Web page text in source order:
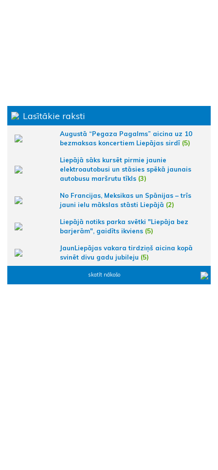
Lasītākie raksti
Augustā “Pegaza Pagalms” aicina uz 10
bezmaksas koncertiem Liepājas sirdī (5)
Liepājā sāks kursēt pirmie jaunie
elektroautobusi un stāsies spēkā jaunais
autobusu maršrutu tīkls (3)
No Francijas, Meksikas un Spānijas – trīs
jauni ielu mākslas stāsti Liepājā (2)
Liepājā notiks parka svētki "Liepāja bez
barjerām", gaidīts ikviens (5)
JaunLiepājas vakara tirdziņš aicina kopā
svinēt divu gadu jubileju (5)
skatīt nākošo